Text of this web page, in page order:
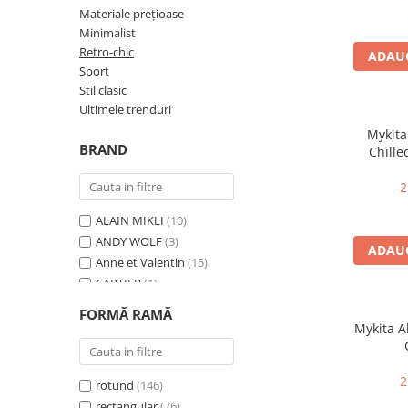
Materiale prețioase
Last Chance %
Materiale prețioase
Last chance %
DITA EPILUXURY
DITA LANCIER
DOLCE GABBANA
FACE A FACE
GIORGIO ARMANI
KUBORAUM
Materiale prețioase
Minimalist
Retro-chic
Sport
Stil clasic
Ultimele trenduri
BRAND
ALAIN MIKLI (10)
ANDY WOLF(3)
Anne et Valentin (15)
CARTIER (1)
CAZAL
DILEM (1)
DITA (24)
DITA EYEWEAR EUROPE LTD
GIORGIO ARMANI
FORMĂ RAMĂ
rotund (146)
Mykita